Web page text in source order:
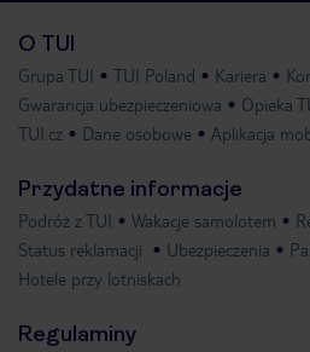
O TUI
Grupa TUI TUI Poland Kariera
Gwarancja ubezpieczeniowa
Opieka
TUI.cz
Dane osobowe Aplikacja
Przydatne informacje
Podróż z TUI Wakacje samolotem
Status reklamacji
Ubezpieczenia
Hotele przy lotniskach
Regulaminy